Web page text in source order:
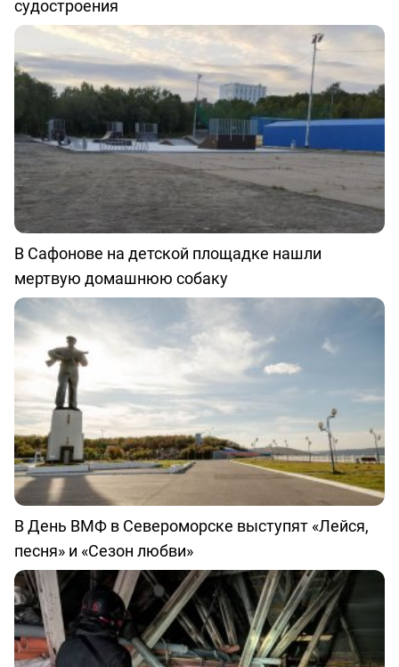
судостроения
В Сафонове на детской площадке нашли
мертвую домашнюю собаку
В День ВМФ в Североморске выступят «Лейся,
песня» и «Сезон любви»